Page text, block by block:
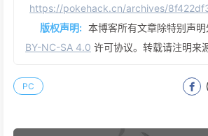
https://pokehack.cn/archives/
版权声明: 本博客所有文章除特别声
BY-NC-SA 4.0 许可协议。转载请注明来
PC